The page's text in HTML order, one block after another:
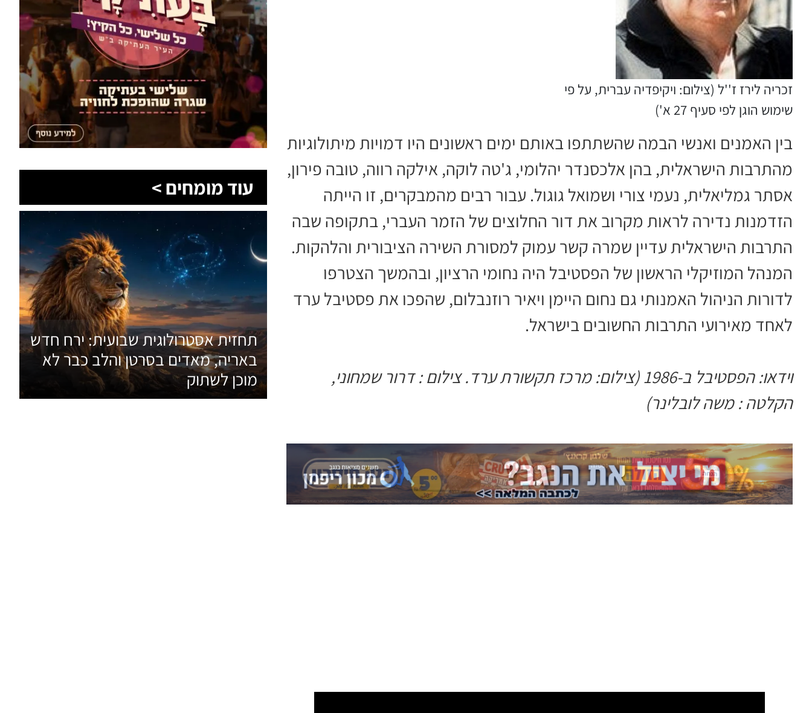
זכריה לירז ז''ל (צילום: ויקיפדיה עברית, על פי
שימוש הוגן לפי סעיף 27 א')
בין האמנים ואנשי הבמה שהשתתפו באותם ימים ראשונים היו דמויות מיתולוגיות
מהתרבות הישראלית, בהן אלכסנדר יהלומי, ג'טה לוקה, אילקה רווה, טובה פירון,
אסתר גמליאלית, נעמי צורי ושמואל גוגול. עבור רבים מהמבקרים, זו הייתה
הזדמנות נדירה לראות מקרוב את דור החלוצים של הזמר העברי, בתקופה שבה
התרבות הישראלית עדיין שמרה קשר עמוק למסורת השירה הציבורית והלהקות.
המנהל המוזיקלי הראשון של הפסטיבל היה נחומי הרציון, ובהמשך הצטרפו
לדורות הניהול האמנותי גם נחום היימן ויאיר רוזנבלום, שהפכו את פסטיבל ערד
לאחד מאירועי התרבות החשובים בישראל.
וידאו: הפסטיבל ב-1986 (צילום: מרכז תקשורת ערד. צילום : דרור שמחוני,
הקלטה : משה לובלינר)
עוד מומחים >
תחזית אסטרולוגית שבועית: ירח חדש
באריה, מאדים בסרטן והלב כבר לא
מוכן לשתוק